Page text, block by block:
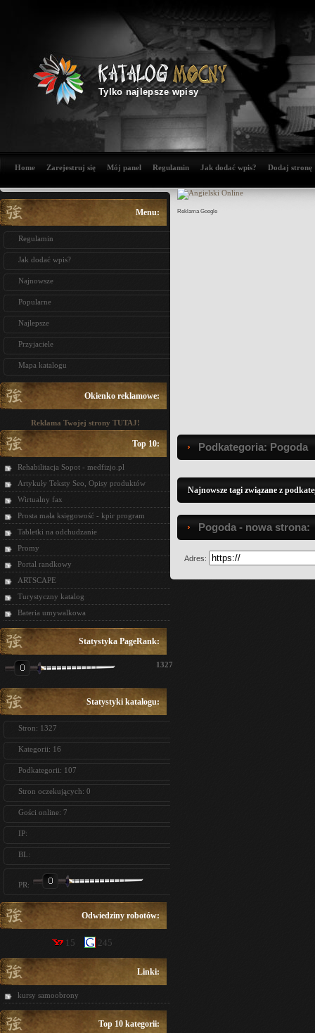
Tylko najlepsze wpisy
Home Zarejestruj się Mój panel Regulamin Jak dodać wpis? Dodaj stronę
Menu:
Regulamin
Jak dodać wpis?
Najnowsze
Popularne
Najlepsze
Przyjaciele
Mapa katalogu
Okienko reklamowe:
Reklama Twojej strony TUTAJ!
Top 10:
Rehabilitacja Sopot - medfizjo.pl
Artykuły Teksty Seo, Opisy produktów
Wirtualny fax
Prosta mała księgowość - kpir program
Tabletki na odchudzanie
Promy
Portal randkowy
ARTSCAPE
Turystyczny katalog
Bateria umywalkowa
Statystyka PageRank:
1327
Statystyki katalogu:
Stron: 1327
Kategorii: 16
Podkategorii: 107
Stron oczekujących: 0
Gości online: 7
IP:
BL:
PR:
Odwiedziny robotów:
15 245
Linki:
kursy samoobrony
Top 10 kategorii:
Reklama Google
Podkategoria: Pogoda
Najnowsze tagi związane z
Pogoda - nowa strona:
Adres: